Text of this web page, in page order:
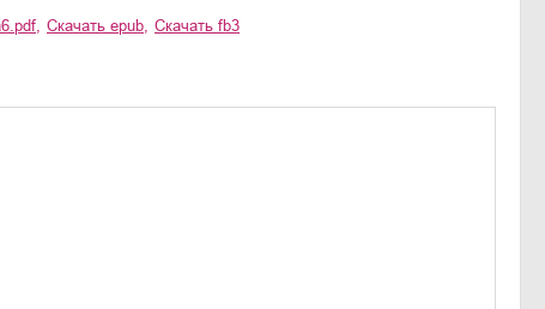
, Скачать epub, Скачать fb3